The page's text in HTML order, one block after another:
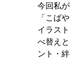
今回私
「こば
イラス
べ替え
ント・